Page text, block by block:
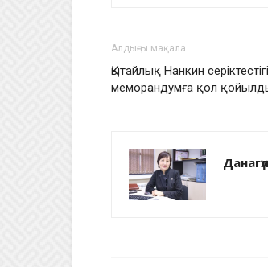
Алдыңғы мақала
Қытайлық Нанкин
меморандумға қол